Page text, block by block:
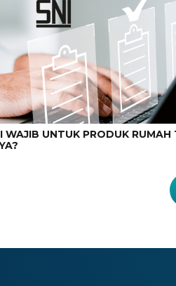
WAJIB UNTUK PRODUK RUMAH